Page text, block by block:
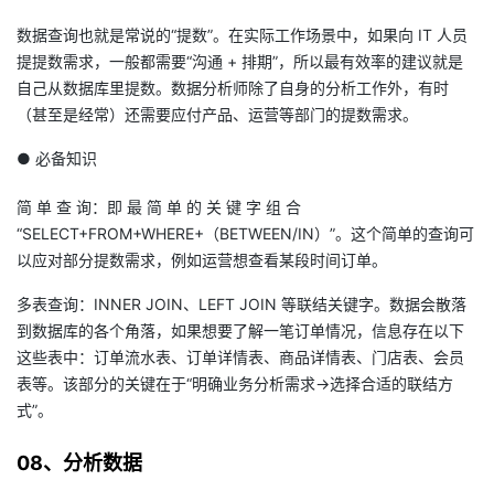
数据查询也就是常说的“提数”。在实际工作场景中，如果向 IT 人员
提提数需求，一般都需要“沟通 + 排期”，所以最有效率的建议就是
自己从数据库里提数。数据分析师除了自身的分析工作外，有时
（甚至是经常）还需要应付产品、运营等部门的提数需求。
● 必备知识
简 单 查 询：即 最 简 单 的 关 键 字 组 合
“SELECT+FROM+WHERE+（BETWEEN/IN）”。这个简单的查询可
以应对部分提数需求，例如运营想查看某段时间订单。
多表查询：INNER JOIN、LEFT JOIN 等联结关键字。数据会散落
到数据库的各个角落，如果想要了解一笔订单情况，信息存在以下
这些表中：订单流水表、订单详情表、商品详情表、门店表、会员
表等。该部分的关键在于“明确业务分析需求→选择合适的联结方
式”。
08、分析数据